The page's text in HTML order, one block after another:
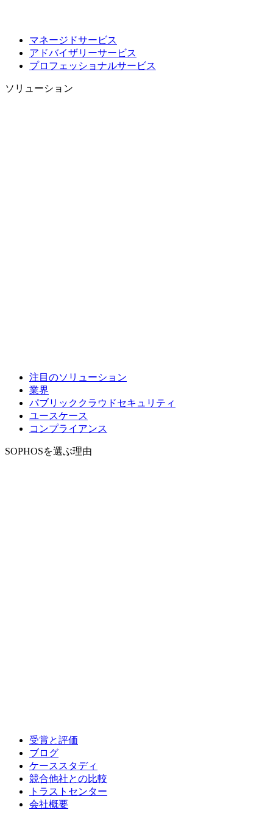
マネージドサービス
アドバイザリーサービス
プロフェッショナルサービス
ソリューション
注目のソリューション
業界
パブリッククラウドセキュリティ
ユースケース
コンプライアンス
SOPHOSを選ぶ理由
受賞と評価
ブログ
ケーススタディ
競合他社との比較
トラストセンター
会社概要